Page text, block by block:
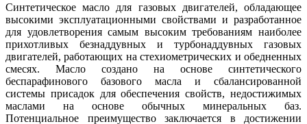
Синтетическое масло для газовых двигателей, обладающее
высокими эксплуатационными свойствами и разработанное
для удовлетворения самым высоким требованиям наиболее
прихотливых безнаддувных и турбонаддувных газовых
двигателей, работающих на стехиометрических и обедненных
смесях. Масло создано на основе синтетического
беспарафинового базового масла и сбалансированной
системы присадок для обеспечения свойств, недостижимых
маслами на основе обычных минеральных баз.
Потенциальное преимущество заключается в достижении